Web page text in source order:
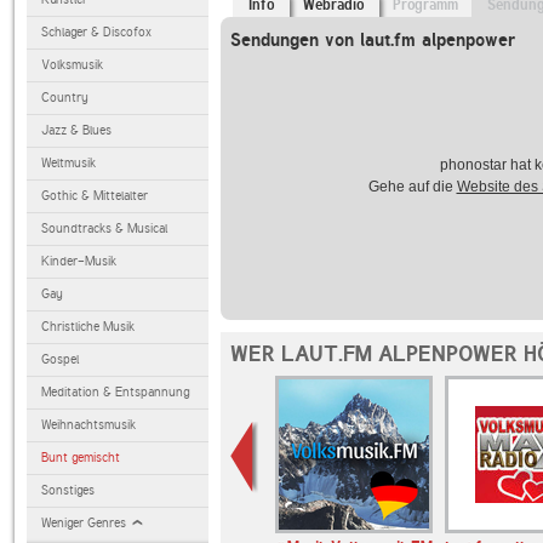
Schlager & Discofox
Volksmusik
Country
Jazz & Blues
Weltmusik
Gothic & Mittelalter
Soundtracks & Musical
Kinder-Musik
Gay
Christliche Musik
Gospel
Meditation & Entspannung
Weihnachtsmusik
Bunt gemischt
Sonstiges
Weniger Genres
Info Webradio Programm
Sendungen von laut.fm alpenpower
phonostar hat
Gehe auf die Website des
WER LAUT.FM ALPENPOWER